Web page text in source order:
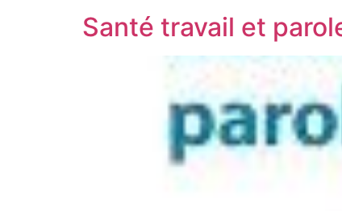
Santé travail et